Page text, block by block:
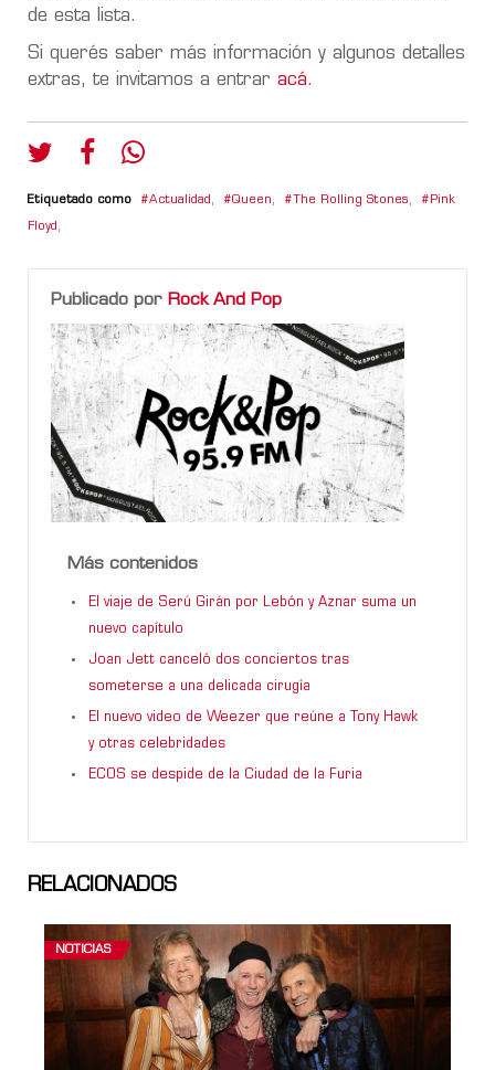
de esta lista.
Si querés saber más información y algunos detalles
extras, te invitamos a entrar acá.
Etiquetado como Actualidad , Queen, The Rolling Stones, Pink
Floyd ,
Publicado por Rock And Pop
Más contenidos
El viaje de Serú Girán por Lebón y Aznar suma un
nuevo capítulo
Joan Jett canceló dos conciertos tras
someterse a una delicada cirugía
El nuevo video de Weezer que reúne a Tony Hawk
y otras celebridades
ECOS se despide de la Ciudad de la Furia
RELACIONADOS
NOTICIAS